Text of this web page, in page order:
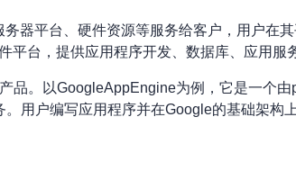
器平台、硬件资源等服务给客户，用户在
台，提供应用程序开发、数据库、应用服
。以GoogleAppEngine为例，它是一个
用户编写应用程序并在Google的基础架构